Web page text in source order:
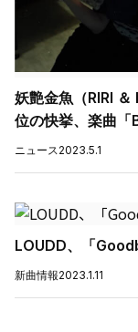
妖艶金魚（RIRI
位の快挙、楽曲「
ニュース2023.5.1
LOUDD、「
新曲情報2023.1.11